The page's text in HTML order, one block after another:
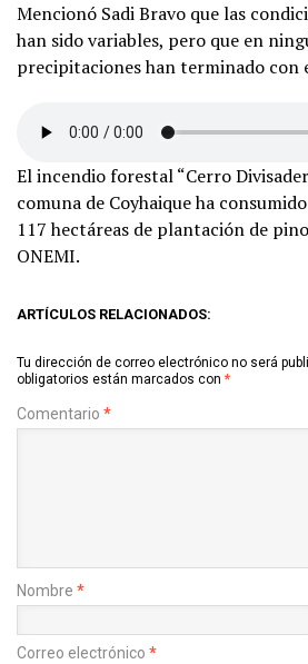
Mencionó Sadi Bravo que las
han sido variables, pero que en
precipitaciones han terminado con
El incendio forestal “Cerro
comuna de Coyhaique ha
117 hectáreas de plantación de
ONEMI.
ARTÍCULOS RELACIONADOS:
Tu dirección de correo electrónico no será
obligatorios están marcados con *
Comentario *
Nombre *
Correo electrónico *